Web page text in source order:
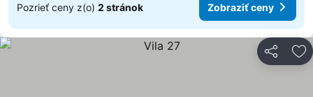
Pozrieť ceny z(o) 2 stránok Zobraziť ceny
Zdieľať